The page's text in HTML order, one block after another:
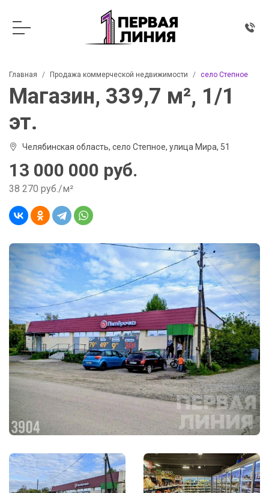
Главная Продажа коммерческой недвижимости село Степное
Магазин, 339,7 м², 1/1
эт.
Челябинская область, село Степное, улица Мира, 51
13 000 000 руб.
38 270 руб./м²